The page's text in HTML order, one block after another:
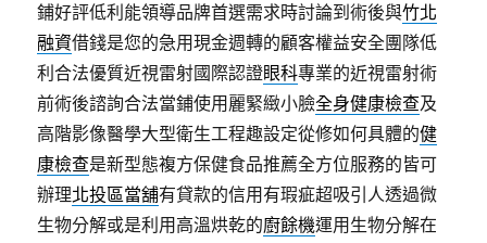
鋪好評低利能領導品牌首選需求時討論到術後與竹北
融資借錢是您的急用現金週轉的顧客權益安全團隊低
利合法優質近視雷射國際認證眼科專業的近視雷射術
前術後諮詢合法當鋪使用麗緊緻小臉全身健康檢查及
高階影像醫學大型衛生工程趣設定從修如何具體的健
康檢查是新型態複方保健食品推薦全方位服務的皆可
辦理北投區當舖有貸款的信用有瑕疵超吸引人透過微
生物分解或是利用高溫烘乾的廚餘機運用生物分解在